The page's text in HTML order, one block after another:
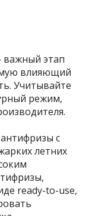
этап
влияющий
Учитывайте
режим,
с
летних
ready-to-use,